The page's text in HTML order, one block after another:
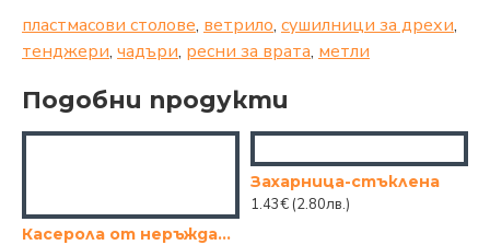
пластмасови столове, ветрило, сушилници за дрехи,
тенджери, чадъри, ресни за врата, метли
Подобни продукти
Касерола от неръждаема стомана № 2, 14см.
Захарница-стъклена
1.43€ (2.80лв.)